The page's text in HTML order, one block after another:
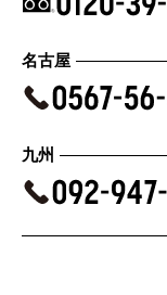
名古屋
九州